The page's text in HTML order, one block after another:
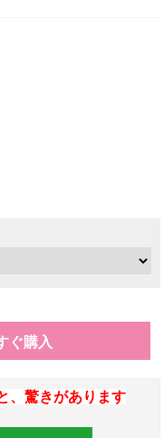
ぐ購入
、驚きがあります